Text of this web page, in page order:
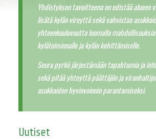
Yhdistyksen tavoitteena on edistää alueen
lisätä kylän vireyttä sekä vahvistaa
yhteenkuuluvuutta luomalla
kylätoiminnalle ja kylän kehittämiselle.
Seura pyrkii järjestämään tapahtumia ja
sekä pitää yhteyttä päättäjiin ja
asukkaiden hyvinvoinnin parantamiseksi.
Uutiset